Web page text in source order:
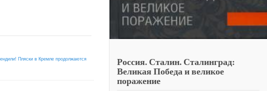
Пляски в Кремле продолжаются Россия. Сталин. Сталинград:
Великая Победа и великое
поражение